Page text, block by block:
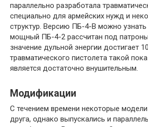
параллельно разработала
специально для армейских нужд и
структур. Версию ПБ-4-В можно узнать
мощный ПБ-4-2 рассчитан под патроны
значение дульной энергии достигает
травматического пистолета такой
является достаточно внушительным.
Модификации
С течением времени некоторые
друга, однако выпускались и